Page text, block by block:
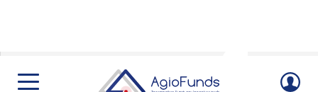
Cła już nie takie groźne